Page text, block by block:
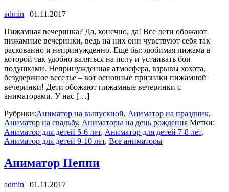
admin | 01.11.2017
Пижамная вечеринка? Да, конечно, да! Все дети обожают
пижамные вечеринки, ведь на них они чувствуют себя так
раскованно и непринужденно. Еще бы: любимая пижама в
которой так удобно валяться на полу и устаивать бои
подушками. Непринужденная атмосфера, взрывы хохота,
безудержное веселье – вот основные признаки пижамной
вечеринки! Дети обожают пижамные вечеринки с
аниматорами. У нас […]
Рубрики:Аниматор на выпускной, Аниматор на праздник,
Аниматор на свадьбу, Аниматоры на день рождения Метки:
Аниматор для детей 5-6 лет, Аниматор для детей 7-8 лет,
Аниматор для детей 9-10 лет, Все аниматоры
Аниматор Пеппи
admin | 01.11.2017